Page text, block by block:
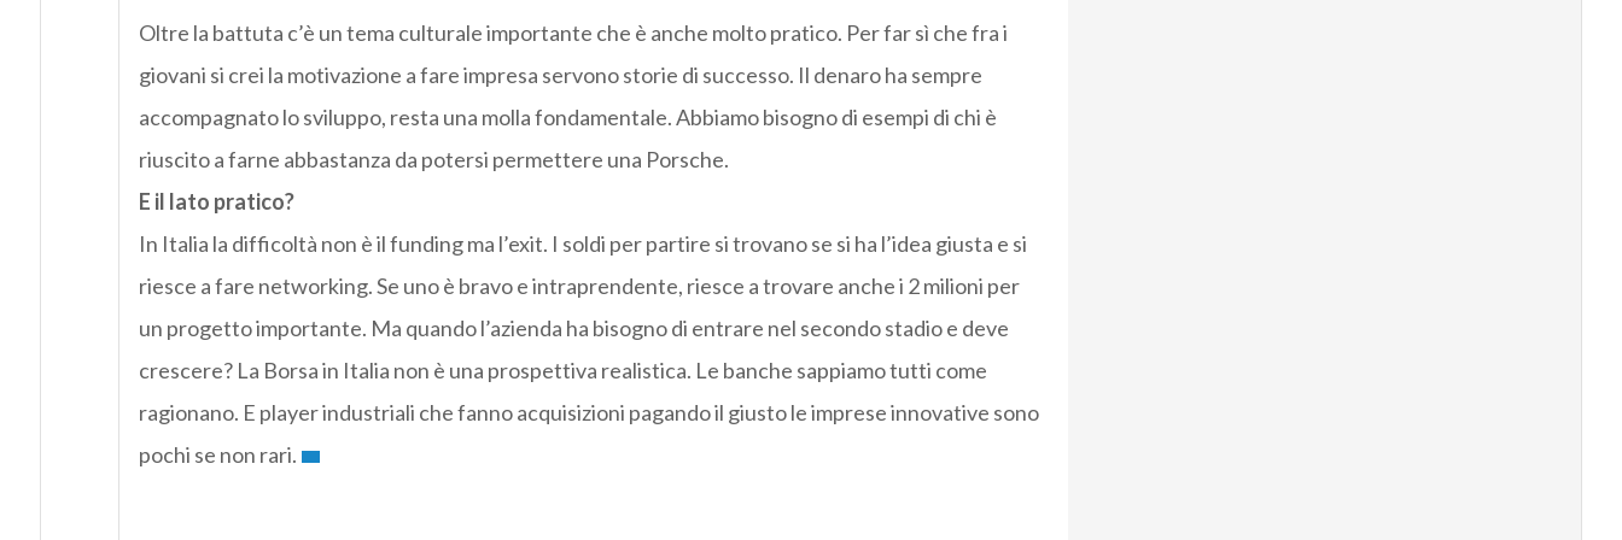
Oltre la battuta c’è un tema culturale importante che è anche molto pratico. Per far sì che fra i
giovani si crei la motivazione a fare impresa servono storie di successo. Il denaro ha sempre
accompagnato lo sviluppo, resta una molla fondamentale. Abbiamo bisogno di esempi di chi è
riuscito a farne abbastanza da potersi permettere una Porsche.
E il lato pratico?
In Italia la difficoltà non è il funding ma l’exit. I soldi per partire si trovano se si ha l’idea giusta e si
riesce a fare networking. Se uno è bravo e intraprendente, riesce a trovare anche i 2 milioni per
un progetto importante. Ma quando l’azienda ha bisogno di entrare nel secondo stadio e deve
crescere? La Borsa in Italia non è una prospettiva realistica. Le banche sappiamo tutti come
ragionano. E player industriali che fanno acquisizioni pagando il giusto le imprese innovative sono
pochi se non rari.